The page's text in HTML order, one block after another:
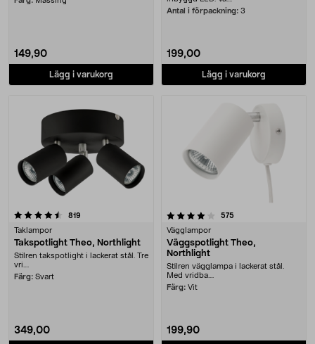
149,90
Lägg i varukorg
Antal i förpackning: 3
199,00
Lägg i varukorg
819
Taklampor
Takspotlight Theo, Northlight
Stilren takspotlight i lackerat stål. Tre
vri....
Färg: Svart
349,00
4.0 av 5 stjärnor 575
Vägglampor
Väggspotlight Theo,
Northlight
Stilren vägglampa i lackerat stål.
Med vridba....
Färg: Vit
199,90